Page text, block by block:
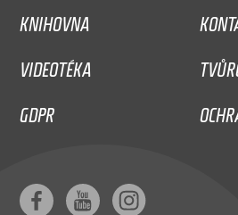
KNIHOVNA
VIDEOTÉKA
GDPR